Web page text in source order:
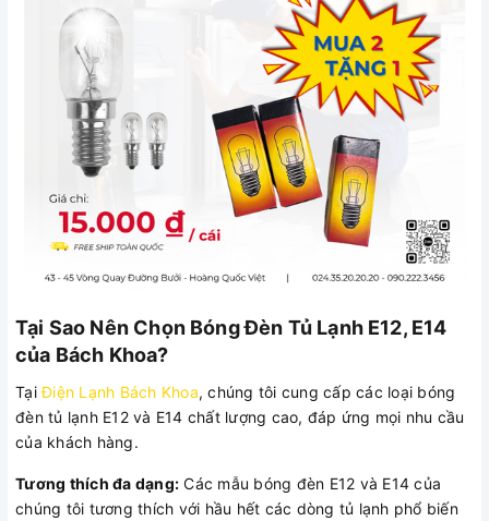
Tại Sao Nên Chọn Bóng Đèn Tủ Lạnh E12, E14
của Bách Khoa?
TạiĐiện Lạnh Bách Khoa, chúng tôi cung cấp các loại bóng
đèn tủ lạnh E12 và E14 chất lượng cao, đáp ứng mọi nhu cầu
của khách hàng.
Tương thích đa dạng: Các mẫu bóng đèn E12 và E14 của
chúng tôi tương thích với hầu hết các dòng tủ lạnh phổ biến